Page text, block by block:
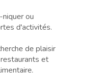
ou
d'activités.
de plaisir
et